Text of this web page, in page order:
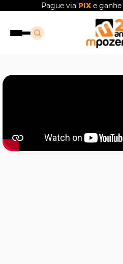
Pague via PIXe ganhe